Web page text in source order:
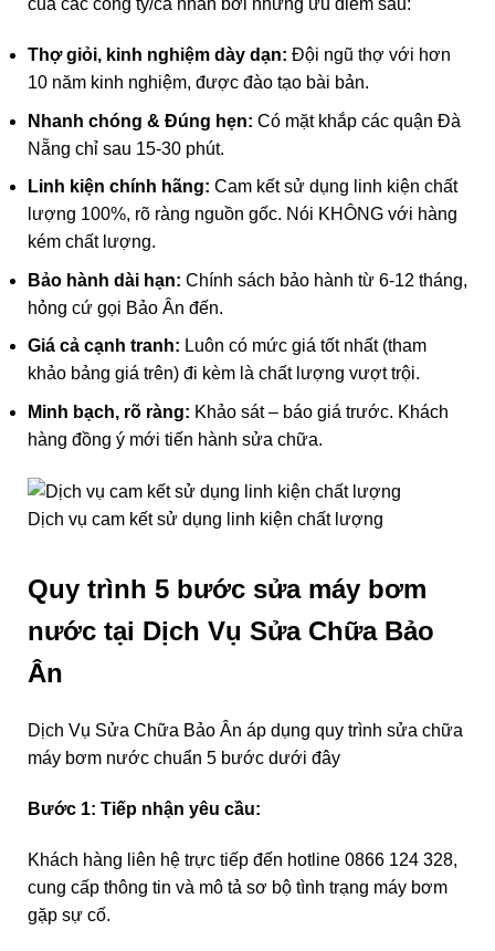
của các công ty/cá nhân bởi những ưu điểm sau:
Thợ giỏi, kinh nghiệm dày dạn: Đội ngũ thợ với hơn
10 năm kinh nghiệm, được đào tạo bài bản.
Nhanh chóng & Đúng hẹn: Có mặt khắp các quận Đà
Nẵng chỉ sau 15-30 phút.
Linh kiện chính hãng: Cam kết sử dụng linh kiện chất
lượng 100%, rõ ràng nguồn gốc. Nói KHÔNG với hàng
kém chất lượng.
Bảo hành dài hạn: Chính sách bảo hành từ 6-12 tháng,
hỏng cứ gọi Bảo Ân đến.
Giá cả cạnh tranh: Luôn có mức giá tốt nhất (tham
khảo bảng giá trên) đi kèm là chất lượng vượt trội.
Minh bạch, rõ ràng: Khảo sát – báo giá trước. Khách
hàng đồng ý mới tiến hành sửa chữa.
Dịch vụ cam kết sử dụng linh kiện chất lượng
Quy trình 5 bước sửa máy bơm
nước tại Dịch Vụ Sửa Chữa Bảo
Ân
Dịch Vụ Sửa Chữa Bảo Ân áp dụng quy trình sửa chữa
máy bơm nước chuẩn 5 bước dưới đây
Bước 1: Tiếp nhận yêu cầu:
Khách hàng liên hệ trực tiếp đến hotline 0866 124 328,
cung cấp thông tin và mô tả sơ bộ tình trạng máy bơm
gặp sự cố.